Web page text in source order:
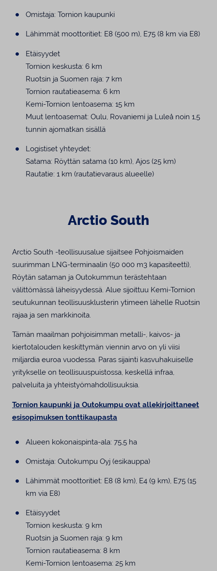
Omistaja: Tornion kaupunki
Lähimmät moottoritiet: E8 (500 m), E75 (8 km via E8)
Etäisyydet
Tornion keskusta: 6 km
Ruotsin ja Suomen raja: 7 km
Tornion rautatieasema: 6 km
Kemi-Tornion lentoasema: 15 km
Muut lentoasemat: Oulu, Rovaniemi ja Luleå noin 1,5
tunnin ajomatkan sisällä
Logistiset yhteydet:
Satama: Röyttän satama (10 km), Ajos (25 km)
Rautatie: 1 km (rautatievaraus alueelle)
Arctio South
Arctio South -teollisuusalue sijaitsee Pohjoismaiden
suurimman LNG-terminaalin (50 000 m3 kapasiteetti),
Röytän sataman ja Outokummun terästehtaan
välittömässä läheisyydessä. Alue sijoittuu Kemi-Tornion
seutukunnan teollisuusklusterin ytimeen lähelle Ruotsin
rajaa ja sen markkinoita.
Tämän maailman pohjoisimman metalli-, kaivos- ja
kiertotalouden keskittymän viennin arvo on yli viisi
miljardia euroa vuodessa. Paras sijainti kasvuhakuiselle
yritykselle on teollisuuspuistossa, keskellä infraa,
palveluita ja yhteistyömahdollisuuksia.
Tornion kaupunki ja Outokumpu ovat allekirjoittaneet
esisopimuksen tonttikaupasta
Alueen kokonaispinta-ala: 75,5 ha
Omistaja: Outokumpu Oyj (esikauppa)
Lähimmät moottoritiet: E8 (8 km), E4 (9 km), E75 (15
km via E8)
Etäisyydet
Tornion keskusta: 9 km
Ruotsin ja Suomen raja: 9 km
Tornion rautatieasema: 8 km
Kemi-Tornion lentoasema: 25 km